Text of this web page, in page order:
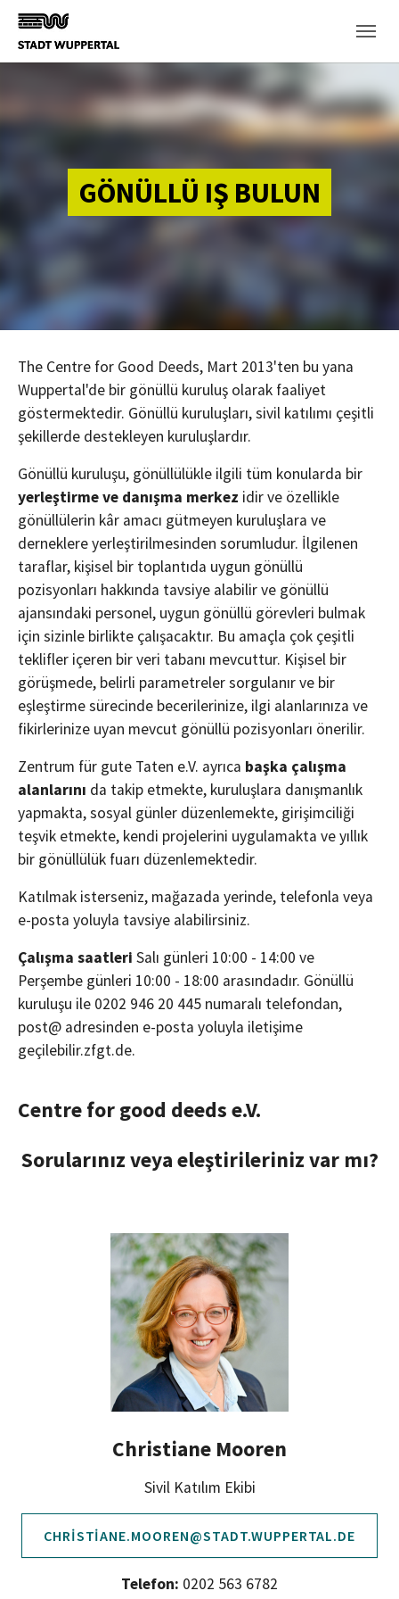
Skip to main content
GÖNÜLLÜ IŞ BULUN
The Centre for Good Deeds, Mart 2013'ten bu yana
Wuppertal'de bir gönüllü kuruluş olarak faaliyet
göstermektedir. Gönüllü kuruluşları, sivil katılımı çeşitli
şekillerde destekleyen kuruluşlardır.
Gönüllü kuruluşu, gönüllülükle ilgili tüm konularda bir
yerleştirme ve danışma merkez idir ve özellikle
gönüllülerin kâr amacı gütmeyen kuruluşlara ve
derneklere yerleştirilmesinden sorumludur. İlgilenen
taraflar, kişisel bir toplantıda uygun gönüllü
pozisyonları hakkında tavsiye alabilir ve gönüllü
ajansındaki personel, uygun gönüllü görevleri bulmak
için sizinle birlikte çalışacaktır. Bu amaçla çok çeşitli
teklifler içeren bir veri tabanı mevcuttur. Kişisel bir
görüşmede, belirli parametreler sorgulanır ve bir
eşleştirme sürecinde becerilerinize, ilgi alanlarınıza ve
fikirlerinize uyan mevcut gönüllü pozisyonları önerilir.
Zentrum für gute Taten e.V. ayrıca başka çalışma
alanlarını da takip etmekte, kuruluşlara danışmanlık
yapmakta, sosyal günler düzenlemekte, girişimciliği
teşvik etmekte, kendi projelerini uygulamakta ve yıllık
bir gönüllülük fuarı düzenlemektedir.
Katılmak isterseniz, mağazada yerinde, telefonla veya
e-posta yoluyla tavsiye alabilirsiniz.
Çalışma saatleri Salı günleri 10:00 - 14:00 ve
Perşembe günleri 10:00 - 18:00 arasındadır. Gönüllü
kuruluşu ile 0202 946 20 445 numaralı telefondan,
post@ adresinden e-posta yoluyla iletişime
geçilebilir.zfgt.de.
Centre for good deeds e.V.
Sorularınız veya eleştirileriniz var mı?
Christiane Mooren
Sivil Katılım Ekibi
CHRISTIANE.MOOREN@STADT.WUPPERTAL.DE
Telefon: 0202 563 6782